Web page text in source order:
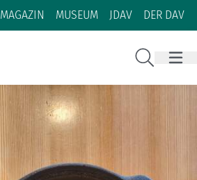
Zum Inhalt
Zur Footer-Navigation
MAGAZIN MUSEUM JDAV DER DAV